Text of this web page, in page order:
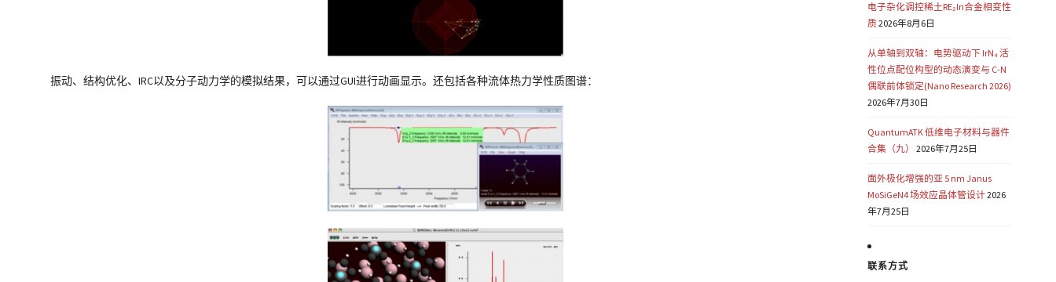
振动、结构优化、IRC以及分子动力学的模拟结果，可以通过GUI进行动画显示。还包括各种流体热力学性质图谱：
电子杂化调控稀土RE₂In合金相变性
质2026年8月6日
从单轴到双轴：电势驱动下 IrN₄ 活
性位点配位构型的动态演变与 C-N
偶联前体锁定(Nano Research 2026)
2026年7月30日
QuantumATK 低维电子材料与器件
合集（九）
2026年7月25日
面外极化增强的亚 5 nm Janus
MoSiGeN4 场效应晶体管设计2026
年7月25日
联系方式